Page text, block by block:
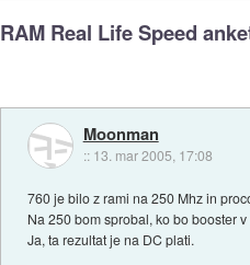
RAM Real Life Speed
Moonman
:: 13. mar 2005, 17:08
760 je bilo z rami na 250 Mhz in
Na 250 bom sprobal, ko bo booster v
Ja, ta rezultat je na DC plati.